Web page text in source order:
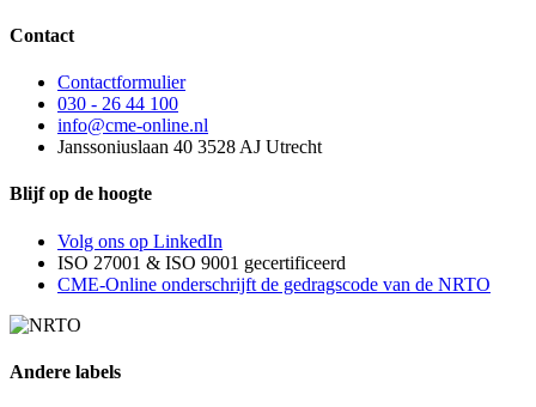
Contact
Contactformulier
030 - 26 44 100
info@cme-online.nl
Janssoniuslaan 40 3528 AJ Utrecht
Blijf op de hoogte
Volg ons op LinkedIn
ISO 27001 & ISO 9001 gecertificeerd
CME-Online onderschrijft de gedragscode van de NRTO
Andere labels